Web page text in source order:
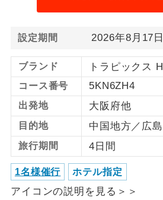
設定期間 2026年8月17
ブランド トラピックス
コース番号 5KN6ZH4
出発地 大阪府他
目的地 中国地方／広
旅行期間 4日間
1名様催行 ホテル指定
アイコンの説明を見る＞＞
ご夫婦限定
ご夫婦限定でご
女性限定
女性限定でご参
す。
年齢制限あり
ご参加にあたり
です。
航空会社指定
利用航空会社が
画にとても便利
ホテル指定
ご紹介するホテ
す。